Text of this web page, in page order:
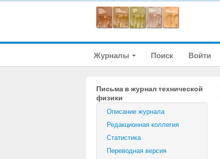
Журналы Поиск Войти
Письма в журнал технической
физики
Описание журнала
Редакционная коллегия
Статистика
Переводная версия